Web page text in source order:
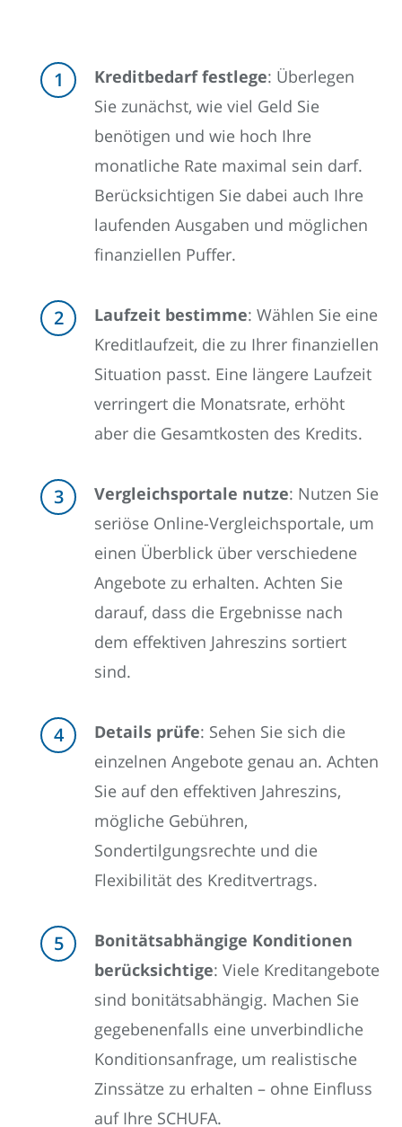
Kreditbedarf festlege: Überlegen
Sie zunächst, wie viel Geld Sie
benötigen und wie hoch Ihre
monatliche Rate maximal sein darf.
Berücksichtigen Sie dabei auch Ihre
laufenden Ausgaben und möglichen
finanziellen Puffer.
Laufzeit bestimme: Wählen Sie eine
Kreditlaufzeit, die zu Ihrer finanziellen
Situation passt. Eine längere Laufzeit
verringert die Monatsrate, erhöht
aber die Gesamtkosten des Kredits.
Vergleichsportale nutze: Nutzen Sie
seriöse Online-Vergleichsportale, um
einen Überblick über verschiedene
Angebote zu erhalten. Achten Sie
darauf, dass die Ergebnisse nach
dem effektiven Jahreszins sortiert
sind.
Details prüfe: Sehen Sie sich die
einzelnen Angebote genau an. Achten
Sie auf den effektiven Jahreszins,
mögliche Gebühren,
Sondertilgungsrechte und die
Flexibilität des Kreditvertrags.
Bonitätsabhängige Konditionen
berücksichtige: Viele Kreditangebote
sind bonitätsabhängig. Machen Sie
gegebenenfalls eine unverbindliche
Konditionsanfrage, um realistische
Zinssätze zu erhalten – ohne Einfluss
auf Ihre SCHUFA.